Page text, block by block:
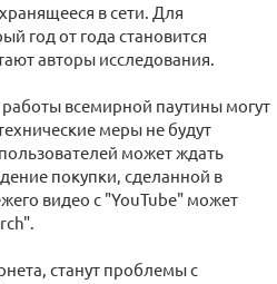
в сети. Для
год от года становится
авторы исследования.
всемирной паутины могут
меры не будут
может ждать
покупки, сделанной в
видео с "YouTube" может
станут проблемы с